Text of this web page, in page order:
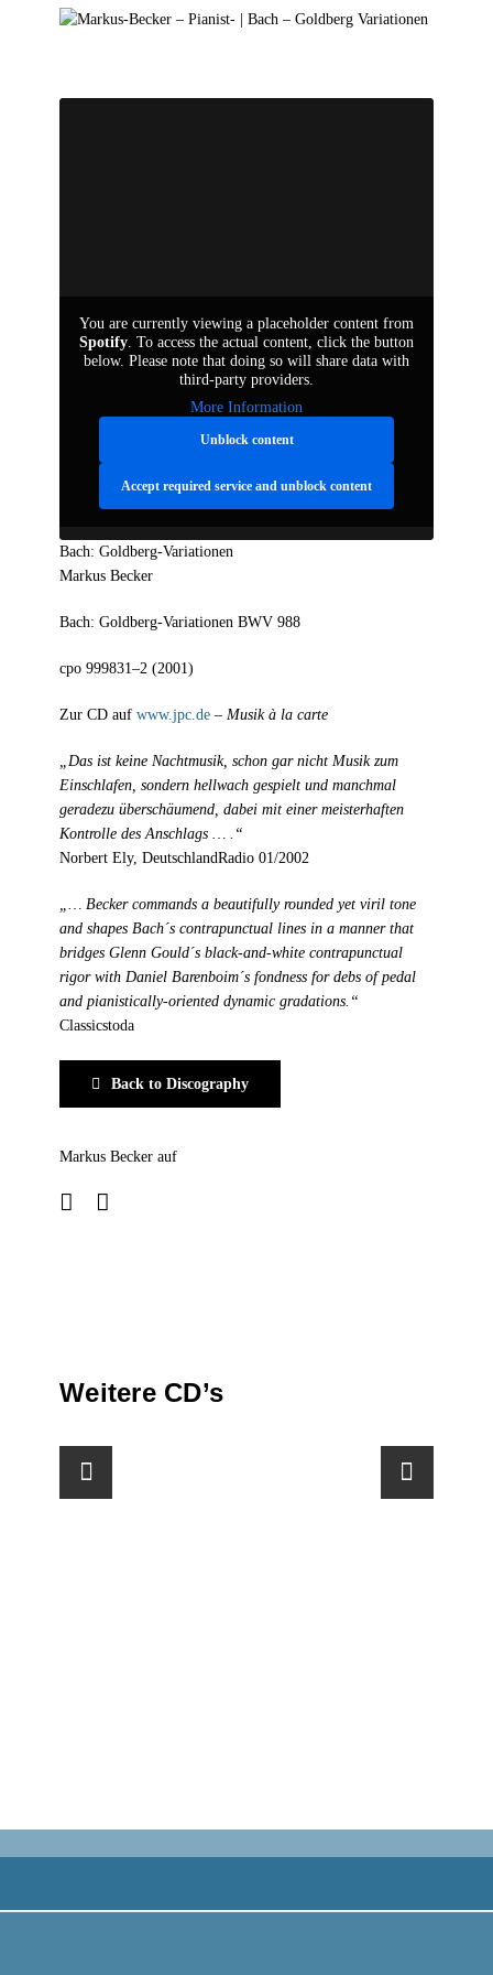
en
You are currently viewing a placeholder content from
Spotify. To access the actual content, click the button
below. Please note that doing so will share data with
third-party providers.
More Information
Unblock content
Accept required service and unblock content
Bach: Goldberg-Variationen
Markus Becker
Bach: Goldberg-Variationen BWV 988
cpo 999831–2 (2001)
Zur CD aufwww.jpc.de –Musik à la carte
„Das ist keine Nachtmusik, schon gar nicht Musik zum
Einschlafen, sondern hellwach gespielt und manchmal
geradezu überschäumend, dabei mit einer meisterhaften
Kontrolle des Anschlags … .“
Norbert Ely, DeutschlandRadio 01/2002
„… Becker commands a beautifully rounded yet viril tone
and shapes Bach´s contrapunctual lines in a manner that
bridges Glenn Gould´s black-and-white contrapunctual
rigor with Daniel Barenboim´s fondness for debs of pedal
and pianistically-oriented dynamic gradations.“
Classicstoda
Back to Discography
Markus Becker auf
Weitere CD’s